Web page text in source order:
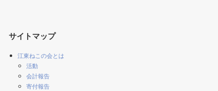
サイトマップ
江東ねこの会とは
活動
会計報告
寄付報告